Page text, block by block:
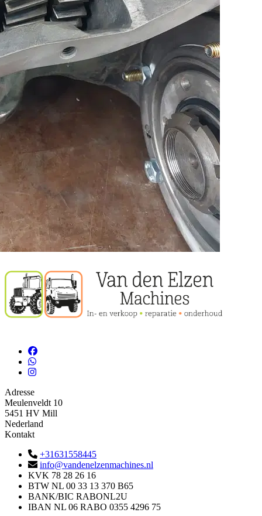
Adresse
Meulenveldt 10
5451 HV Mill
Nederland
Kontakt
+31631558445
info@vandenelzenmachines.nl
KVK 78 28 26 16
BTW NL 00 33 13 370 B65
BANK/BIC RABONL2U
IBAN NL 06 RABO 0355 4296 75